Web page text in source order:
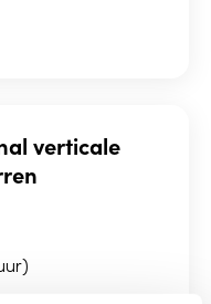
verticale